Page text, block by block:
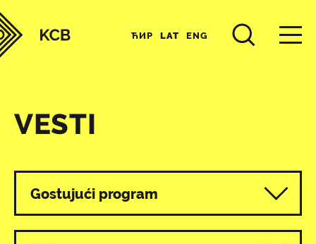
ЋИР LAT ENG
VESTI
Svi programi
Gostujući program